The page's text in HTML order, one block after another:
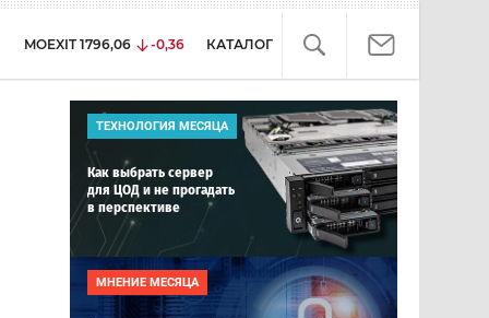
MOEXIT 1796,06 -0,36 КАТАЛОГ
ТЕХНОЛОГИЯ МЕСЯЦА
Как выбрать сервер
для ЦОД и не прогадать
в перспективе
МНЕНИЕ МЕСЯЦА